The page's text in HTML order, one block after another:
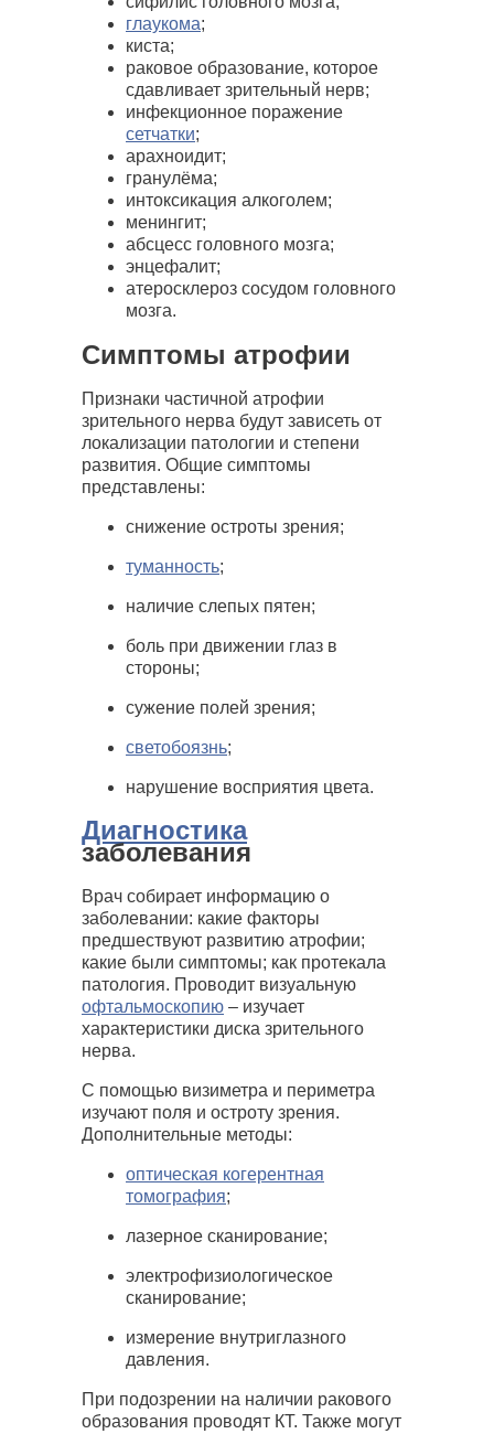
глаукома;
киста;
раковое образование, которое
сдавливает зрительный нерв;
инфекционное поражение
сетчатки;
арахноидит;
гранулёма;
интоксикация алкоголем;
менингит;
абсцесс головного мозга;
энцефалит;
атеросклероз сосудом головного
мозга.
Симптомы атрофии
Признаки частичной атрофии
зрительного нерва будут зависеть от
локализации патологии и степени
развития. Общие симптомы
представлены:
снижение остроты зрения;
туманность;
наличие слепых пятен;
боль при движении глаз в
стороны;
сужение полей зрения;
светобоязнь;
нарушение восприятия цвета.
Диагностика
заболевания
Врач собирает информацию о
заболевании: какие факторы
предшествуют развитию атрофии;
какие были симптомы; как протекала
патология. Проводит визуальную
офтальмоскопию – изучает
характеристики диска зрительного
нерва.
С помощью визиметра и периметра
изучают поля и остроту зрения.
Дополнительные методы:
оптическая когерентная
томография;
лазерное сканирование;
электрофизиологическое
сканирование;
измерение внутриглазного
давления.
При подозрении на наличии ракового
образования проводят КТ. Также могут